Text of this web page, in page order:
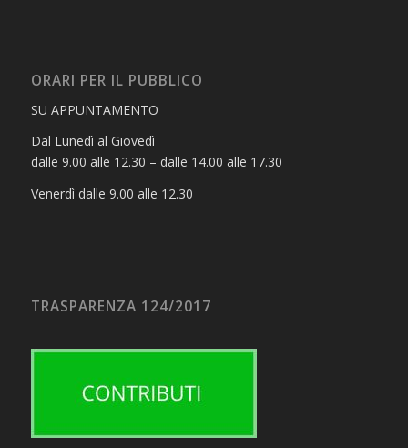
ORARI PER IL PUBBLICO
SU APPUNTAMENTO
Dal Lunedì al Giovedì
dalle 9.00 alle 12.30 – dalle 14.00 alle 17.30
Venerdì dalle 9.00 alle 12.30
TRASPARENZA 124/2017